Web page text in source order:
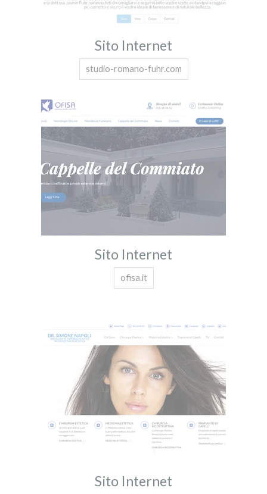
Sito Internet
studio-romano-fuhr.com
Sito Internet
ofisa.it
Sito Internet